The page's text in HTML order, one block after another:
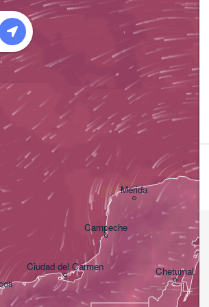
Campeche
Ciudad del Carmen
Mérida
Chetumal